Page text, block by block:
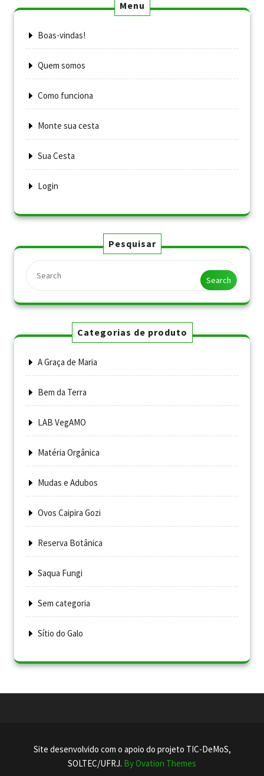
Menu
Boas-vindas!
Quem somos
Como funciona
Monte sua cesta
Sua Cesta
Login
Pesquisar
Search
Categorias de produto
A Graça de Maria
Bem da Terra
LAB VegAMO
Matéria Orgânica
Mudas e Adubos
Ovos Caipira Gozi
Reserva Botânica
Saqua Fungi
Sem categoria
Sítio do Galo
Site desenvolvido com o apoio do projeto TIC-DeMoS,
SOLTEC/UFRJ. By Ovation Themes